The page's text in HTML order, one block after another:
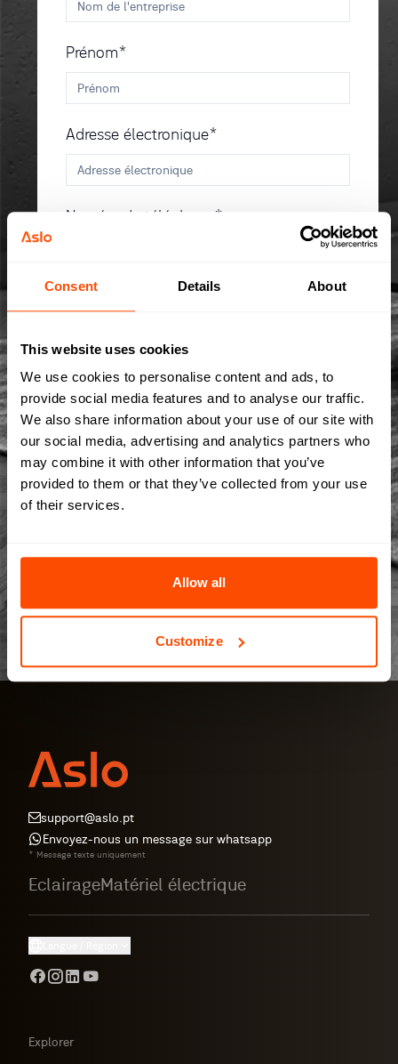
Consent Details About
This website uses cookies
We use cookies to personalise content and ads, to
provide social media features and to analyse our traffic.
We also share information about your use of our site with
our social media, advertising and analytics partners who
may combine it with other information that you’ve
provided to them or that they’ve collected from your use
of their services.
Allow all
Customize
Prénom*
Adresse électronique*
Numéro de téléphone*
Pays*
Zone de texte*
S'abonner à la lettre d'information
Voir la politique de confidentialité
SOUMETTRE
support@aslo.pt
Envoyez-nous un message sur whatsapp
* Message texte uniquement
EclairageMatériel électrique
Explorer